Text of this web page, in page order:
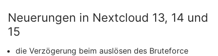
Neuerungen in Nextcloud 13, 14 und
15
die Verzögerung beim auslösen des Bruteforce